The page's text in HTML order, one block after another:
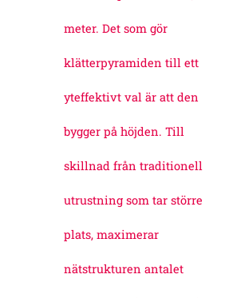
meter. Det som gör
klätterpyramiden till ett
yteffektivt val är att den
bygger på höjden. Till
skillnad från traditionell
utrustning som tar större
plats, maximerar
nätstrukturen antalet